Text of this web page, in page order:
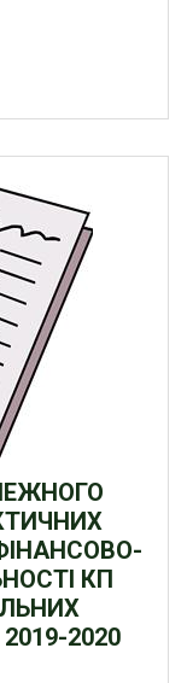
КП
2020